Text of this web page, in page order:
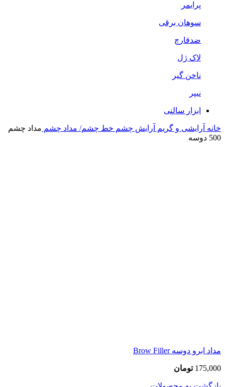
پرایمر
سوهان برقی
ضدقارچ
لاک ژل
ناخن گیر
نیپر
ابزار سالنی
خانه آرایشی و گریم آرایش چشم خط چشم/ مداد چشم مداد چشم
500 دوسه
مداد ابرو دوسه Brow Filler
175,000 تومان